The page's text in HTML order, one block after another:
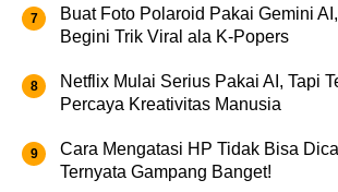
Buat Foto Polaroid Pakai Gemini AI,
Begini Trik Viral ala K-Popers
Netflix Mulai Serius Pakai AI, Tapi
Percaya Kreativitas Manusia
Cara Mengatasi HP Tidak Bisa
Ternyata Gampang Banget!